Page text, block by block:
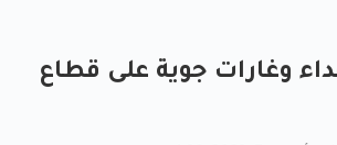
وغارات جوية على قطاع